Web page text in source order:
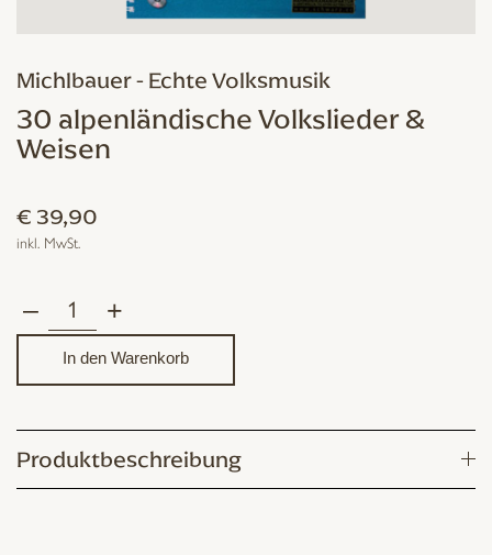
Michlbauer - Echte Volksmusik
30 alpenländische Volkslieder &
Weisen
€ 39,90
inkl. MwSt.
–
30
alpenländische
Volkslieder
Weisen
Menge
+
In den Warenkorb
Produktbeschreibung